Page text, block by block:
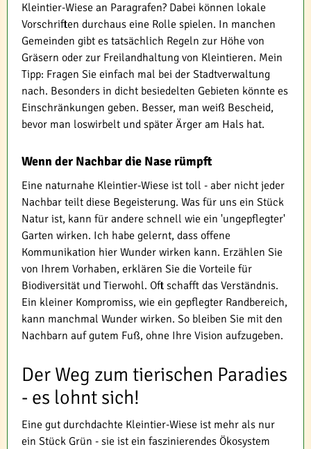
Kleintier-Wiese an Paragrafen? Dabei können lokale
Vorschriften durchaus eine Rolle spielen. In manchen
Gemeinden gibt es tatsächlich Regeln zur Höhe von
Gräsern oder zur Freilandhaltung von Kleintieren. Mein
Tipp: Fragen Sie einfach mal bei der Stadtverwaltung
nach. Besonders in dicht besiedelten Gebieten könnte es
Einschränkungen geben. Besser, man weiß Bescheid,
bevor man loswirbelt und später Ärger am Hals hat.
Wenn der Nachbar die Nase rümpft
Eine naturnahe Kleintier-Wiese ist toll - aber nicht jeder
Nachbar teilt diese Begeisterung. Was für uns ein Stück
Natur ist, kann für andere schnell wie ein 'ungepflegter'
Garten wirken. Ich habe gelernt, dass offene
Kommunikation hier Wunder wirken kann. Erzählen Sie
von Ihrem Vorhaben, erklären Sie die Vorteile für
Biodiversität und Tierwohl. Oft schafft das Verständnis.
Ein kleiner Kompromiss, wie ein gepflegter Randbereich,
kann manchmal Wunder wirken. So bleiben Sie mit den
Nachbarn auf gutem Fuß, ohne Ihre Vision aufzugeben.
Der Weg zum tierischen Paradies
- es lohnt sich!
Eine gut durchdachte Kleintier-Wiese ist mehr als nur
ein Stück Grün - sie ist ein faszinierendes Ökosystem